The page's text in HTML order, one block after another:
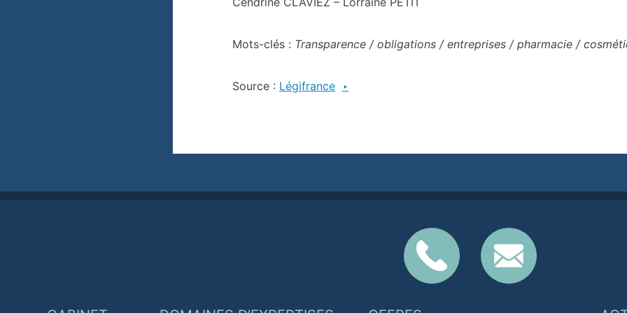
Mots-clés : Transparence / obligations / entreprises / pharmacie /
Source : Légifrance